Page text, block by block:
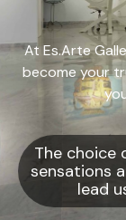
At Es.Arte
become your
The choice
sensations
lead